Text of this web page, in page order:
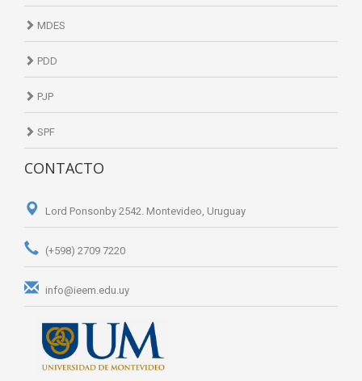
MDES
PDD
PJP
SPF
CONTACTO
Lord Ponsonby 2542. Montevideo, Uruguay
(+598) 2709 7220
info@ieem.edu.uy